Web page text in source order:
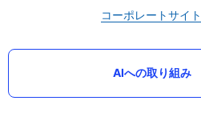
コーポレートサイト
AIへの取り組み